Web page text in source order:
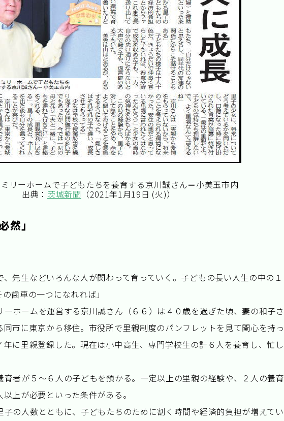
リーホームで子どもたちを養育する京川誠さん＝小美玉市内
出典：茨城新聞 （2021年1月19日 (火)）
然」
、先生などいろんな人が関わって育っていく。子どもの長い人生の中の１
歯車の一つになれれば」
ーホームを運営する京川誠さん（６６）は４０歳を過ぎた頃、妻の和子さ
市に東京から移住。市役所で里親制度のパンフレットを見て関心を持っ
年に里親登録した。現在は小中高生、専門学校生の計６人を養育し、忙し
育者が５～６人の子どもを預かる。一定以上の里親の経験や、２人の養育
上が必要といった条件がある。
子の人数とともに、子どもたちのために割く時間や経済的負担が増えてい